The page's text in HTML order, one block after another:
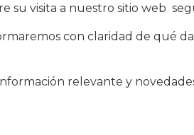
su visita a nuestro sitio web
con claridad de qué
relevante y